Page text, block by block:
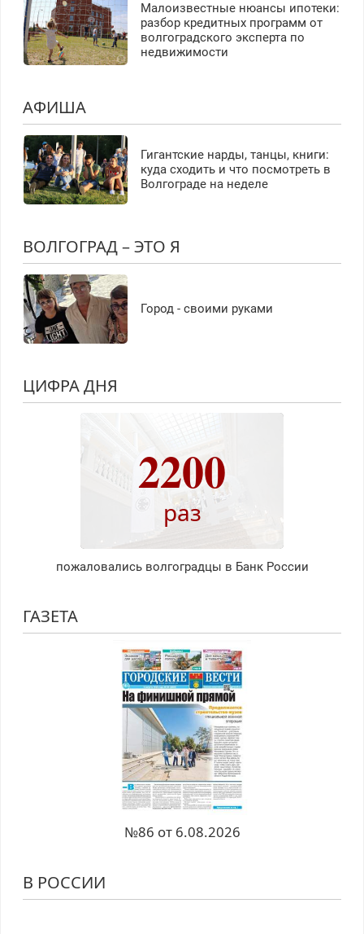
Малоизвестные нюансы ипотеки:
разбор кредитных программ от
волгоградского эксперта по
недвижимости
АФИША
Гигантские нарды, танцы, книги:
куда сходить и что посмотреть в
Волгограде на неделе
ВОЛГОГРАД – ЭТО Я
Город - своими руками
ЦИФРА ДНЯ
2200
раз
пожаловались волгоградцы в Банк России
ГАЗЕТА
№86 от 6.08.2026
В РОССИИ